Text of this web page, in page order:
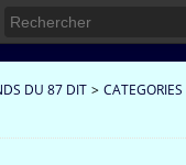
DU 87 DIT > CATEGORIES